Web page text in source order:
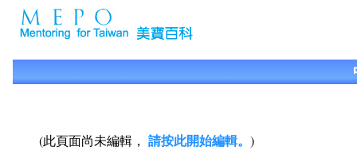
(此頁面尚未編輯， 請按此開始編輯。 )